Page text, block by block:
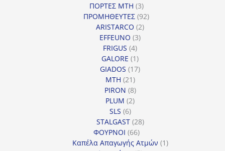
προϊόντα
ΠΟΡΤΕΣ MTH 33
προϊόντα
ΠΡΟΜΗΘΕΥΤΕΣ 9292
ARISTARCO 22
EFFEUNO 33
FRIGUS 44
προϊόντα
GALORE 11
προϊόν
GIADOS 1717
MTH 2121
προϊόντα
PIRON 88
προϊόντα
PLUM 22
SLS 66
προϊόντα
STALGAST 2828
ΦΟΥΡΝΟΙ 6666
προϊόντα
Καπέλα Απαγωγής Ατμών 11